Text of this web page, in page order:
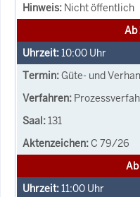
Nicht öffentlich
Ab
10:00 Uhr
Güte- und
131
C 79/26
Ab
11:00 Uhr